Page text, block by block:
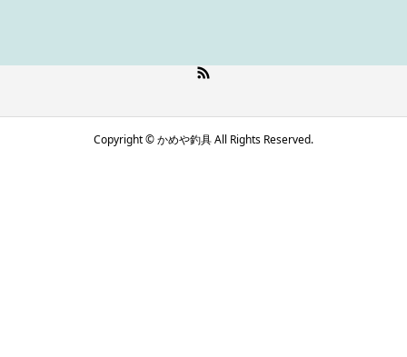
Copyright © かめや釣具 All Rights Reserved.